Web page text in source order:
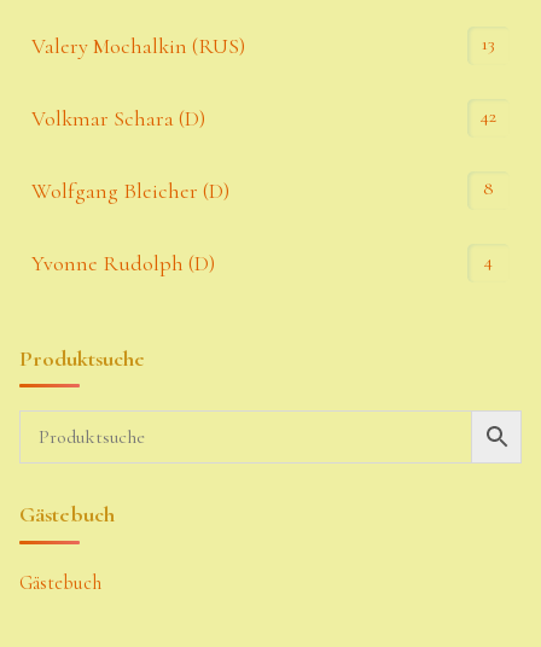
Valery Mochalkin (RUS) 13
Volkmar Schara (D) 42
Wolfgang Bleicher (D) 8
Yvonne Rudolph (D) 4
Produktsuche
Gästebuch
Gästebuch